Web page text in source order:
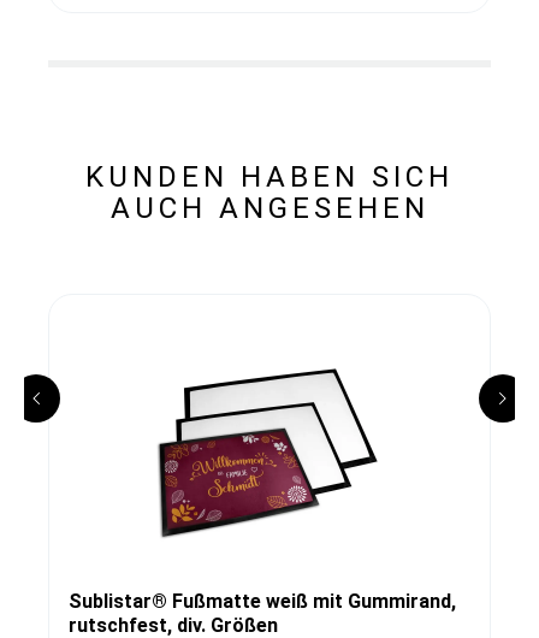
KUNDEN HABEN SICH
AUCH ANGESEHEN
Sublistar® Fußmatte weiß mit Gummirand,
rutschfest, div. Größen